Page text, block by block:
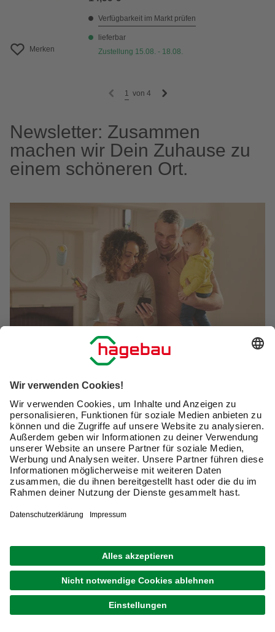
Merken
Verfügbarkeit im Markt prüfen
lieferbar
Zustellung 15.08. - 18.08.
1 von 4
Newsletter: Zusammen
machen wir Dein Zuhause zu
einem schöneren Ort.
Exklusive Angebote und Gewinnspiele
Kreative Ideen & nützliche Heimwerker-Tipps
Produktneuheiten und innovative Lösungen